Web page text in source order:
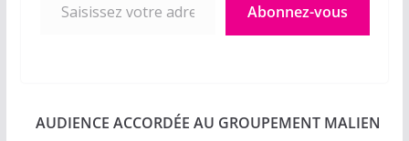
Abonnez-vous
AUDIENCE ACCORDÉE AU GROUPEMENT MALIEN